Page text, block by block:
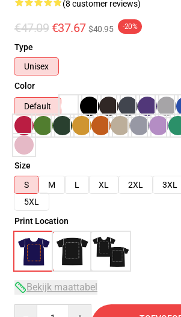
(8 customer reviews)
€47.09 €37.67 $40.95 -20%
Type
Unisex
Color
Default
Size
S
M L XL 2XL 3XL
5XL
Print Location
Bekijk maattabel